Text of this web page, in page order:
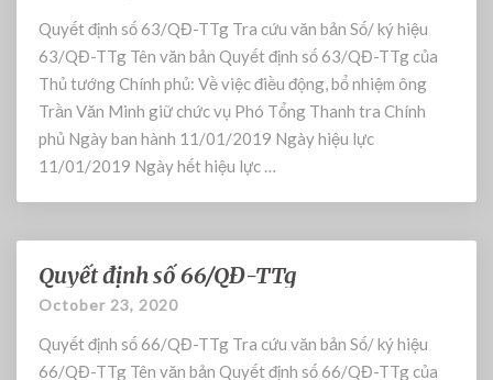
-
T
T
g
ế
t
đ
ị
h
s
ố
/
Q
-
T
Quyết định số 63/QĐ-TTg Tra cứu văn bản Số/ ký hiệu
63/QĐ-TTg Tên văn bản Quyết định số 63/QĐ-TTg của
Thủ tướng Chính phủ: Về việc điều động, bổ nhiệm ông
Trần Văn Minh giữ chức vụ Phó Tổng Thanh tra Chính
phủ Ngày ban hành 11/01/2019 Ngày hiệu lực
11/01/2019 Ngày hết hiệu lực …
Q
u
ế
t
Quyết định số 66/QĐ-TTg
October 23, 2020
Quyết định số 66/QĐ-TTg Tra cứu văn bản Số/ ký hiệu
66/QĐ-TTg Tên văn bản Quyết định số 66/QĐ-TTg của